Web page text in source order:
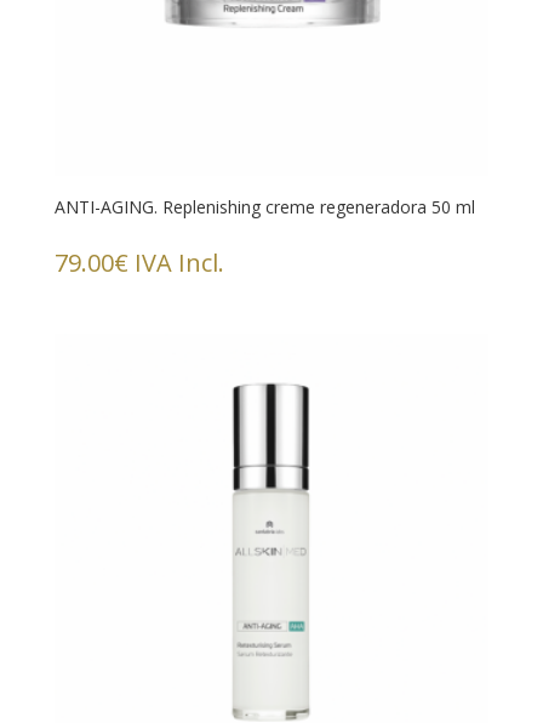
ANTI-AGING. Replenishing creme regeneradora 50 ml
79.00€ IVA Incl.